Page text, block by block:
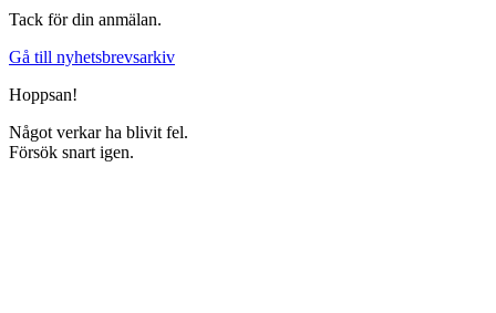
Tack för din anmälan.
Gå till nyhetsbrevsarkiv
Hoppsan!
Något verkar ha blivit fel.
Försök snart igen.